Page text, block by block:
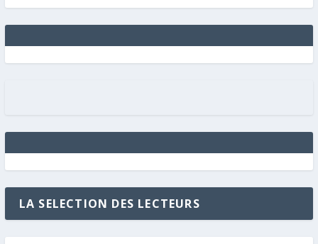
LA SELECTION DES LECTEURS